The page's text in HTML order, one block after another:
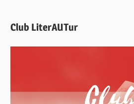
Club LiterAUTur